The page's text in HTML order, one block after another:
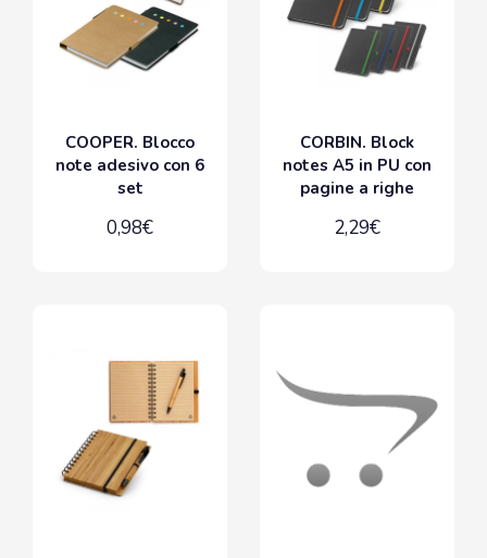
COOPER. Blocco
note adesivo con 6
set
0,98€
CORBIN. Block
notes A5 in PU con
pagine a righe
2,29€